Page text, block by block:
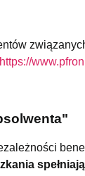
https://